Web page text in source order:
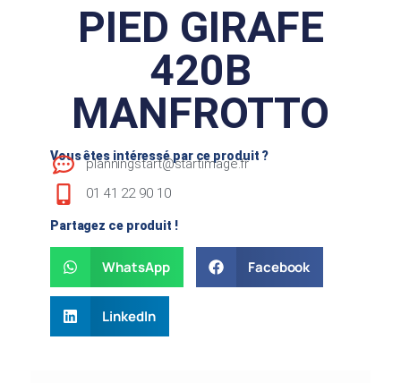
PIED GIRAFE
420B
MANFROTTO
Vous êtes intéressé par ce produit ?
planningstart@startimage.fr
01 41 22 90 10
Partagez ce produit !
WhatsApp Facebook
LinkedIn